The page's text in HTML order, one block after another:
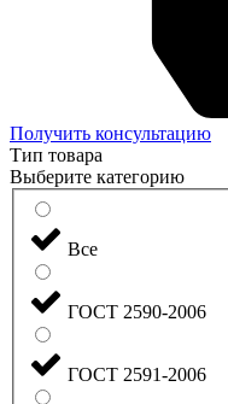
Получить консультацию
Тип товара
Выберите категорию
Все
ГОСТ 2590-2006
ГОСТ 2591-2006